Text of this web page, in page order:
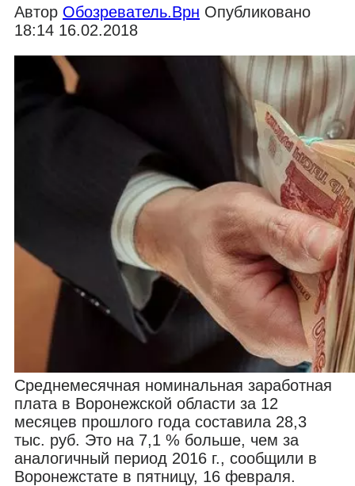
Автор Обозреватель.Врн Опубликовано
18:14 16.02.2018
Среднемесячная номинальная заработная
плата в Воронежской области за 12
месяцев прошлого года составила 28,3
тыс. руб. Это на 7,1 % больше, чем за
аналогичный период 2016 г., сообщили в
Воронежстате в пятницу, 16 февраля.